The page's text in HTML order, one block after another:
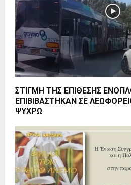
ΣΤΙΓΜΗ ΤΗΣ ΕΠΙΘΕΣΗΣ
ΕΠΙΒΙΒΑΣΤΗΚΑΝ ΣΕ
ΨΥΧΡΩ